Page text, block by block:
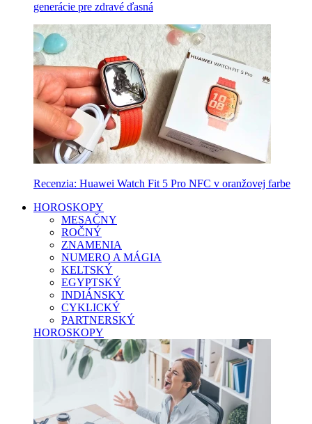
generácie pre zdravé ďasná
Recenzia: Huawei Watch Fit 5 Pro NFC v oranžovej farbe
HOROSKOPY
MESAČNY
ROČNÝ
ZNAMENIA
NUMERO A MÁGIA
KELTSKÝ
EGYPTSKÝ
INDIÁNSKY
CYKLICKÝ
PARTNERSKÝ
HOROSKOPY